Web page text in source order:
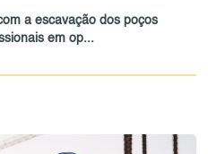
a escavação dos poços
em op...